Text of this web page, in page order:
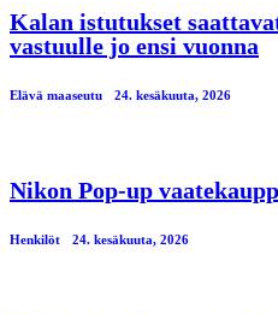
Kalan istutukset
vastuulle jo ensi vuonna
Elävä maaseutu 24. kesäkuuta, 2026
Nikon Pop-up
Henkilöt 24. kesäkuuta, 2026